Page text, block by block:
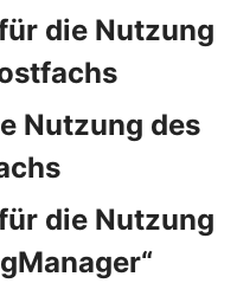
die Nutzung
Nutzung des
die Nutzung